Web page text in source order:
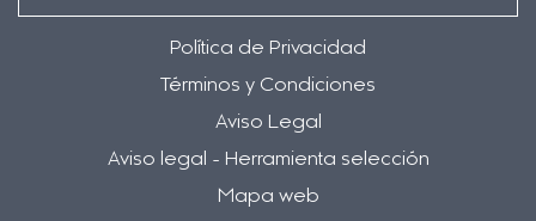
Política de Privacidad
Términos y Condiciones
Aviso Legal
Aviso legal - Herramienta selección
Mapa web